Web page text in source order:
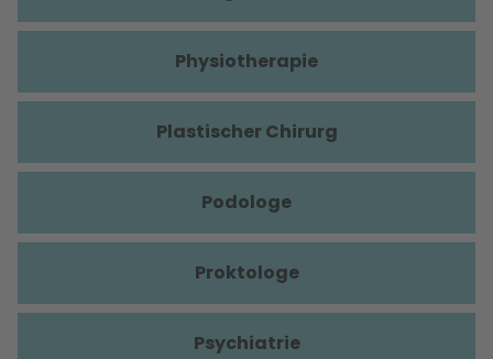
Physiotherapie
Plastischer Chirurg
Podologe
Proktologe
Psychiatrie